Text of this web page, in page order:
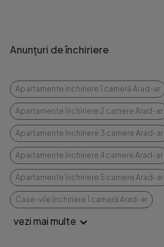
Anunțuri de închiriere
Apartamente închiriere 1 cameră Arad-ar
Apartamente închiriere 2 camere Arad-ar
Apartamente închiriere 3 camere Arad-ar
Apartamente închiriere 4 camere Arad-ar
Apartamente închiriere 5 camere Arad-ar
Case-vile închiriere 1 cameră Arad-ar
vezi mai multe